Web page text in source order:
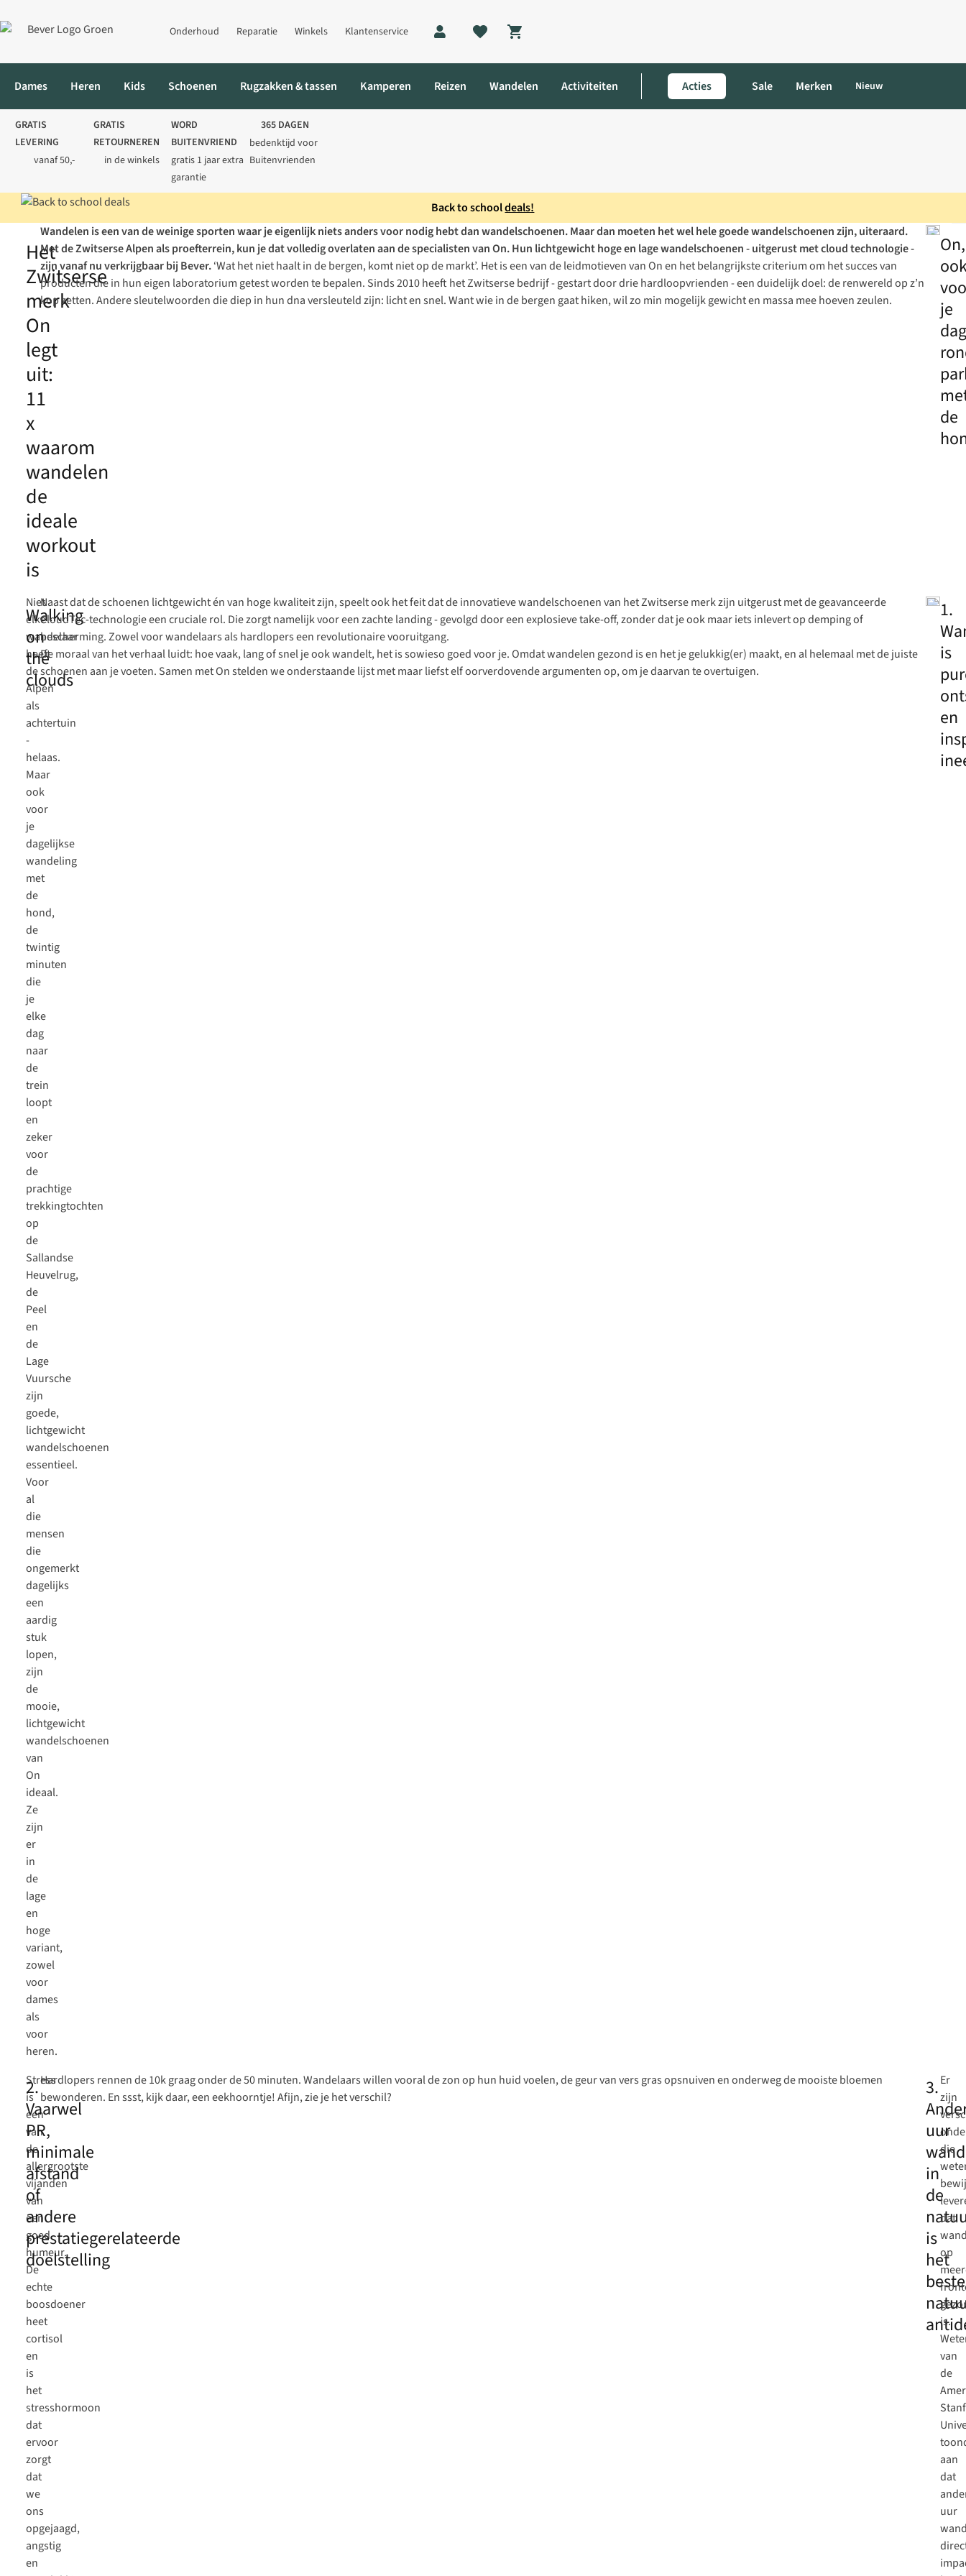
Onderhoud Reparatie Winkels Klantenservice
Shopping cart
Dames Heren Kids Schoenen Rugzakken & tassen Kamperen Reizen Wandelen Activiteiten Acties Sale Merken Nieuw
GRATIS
LEVERING
vanaf 50,-
GRATIS
RETOURNEREN
in de winkels
WORD
BUITENVRIEND
gratis 1 jaar extra
garantie
365 DAGEN
bedenktijd voor
Buitenvrienden
Back to schooldeals!
Blog Wandelen Het Zwitserse merk On legt uit: 11 x waarom wandelen de ideale workout is
Het
Zwitserse
merk
On
legt
uit:
11
x
waarom
wandelen
de
ideale
workout
is
Wandelen is een van de weinige sporten waar je eigenlijk niets anders voor nodig hebt dan wandelschoenen. Maar dan moeten het wel hele goede wandelschoenen zijn, uiteraard.
Met de Zwitserse Alpen als proefterrein, kun je dat volledig overlaten aan de specialisten van On. Hun lichtgewicht hoge en lage wandelschoenen - uitgerust met cloud technologie -
zijn vanaf nu verkrijgbaar bij Bever.‘Wat het niet haalt in de bergen, komt niet op de markt’. Het is een van de leidmotieven van On en het belangrijkste criterium om het succes van
producten die in hun eigen laboratorium getest worden te bepalen. Sinds 2010 heeft het Zwitserse bedrijf - gestart door drie hardloopvrienden - een duidelijk doel: de renwereld op z’n
kop zetten. Andere sleutelwoorden die diep in hun dna versleuteld zijn: licht en snel. Want wie in de bergen gaat hiken, wil zo min mogelijk gewicht en massa mee hoeven zeulen.
On,
je
de
Niet
elke
wandelaar
heeft
de
Alpen
als
achtertuin
-
helaas.
Maar
ook
voor
je
dagelijkse
wandeling
met
de
hond,
de
twintig
minuten
die
je
elke
dag
naar
de
trein
loopt
en
zeker
voor
de
prachtige
trekkingtochten
op
de
Sallandse
Heuvelrug,
de
Peel
en
de
Lage
Vuursche
zijn
goede,
lichtgewicht
wandelschoenen
essentieel.
Voor
al
die
mensen
die
ongemerkt
dagelijks
een
aardig
stuk
lopen,
zijn
de
mooie,
lichtgewicht
wandelschoenen
van
On
ideaal.
Ze
zijn
er
in
de
lage
en
hoge
variant,
zowel
voor
dames
als
voor
heren.
Walking
on
the
clouds
Naast dat de schoenen lichtgewicht én van hoge kwaliteit zijn, speelt ook het feit dat de innovatieve wandelschoenen van het Zwitserse merk zijn uitgerust met de geavanceerde
CloudTec-technologie een cruciale rol. Die zorgt namelijk voor een zachte landing - gevolgd door een explosieve take-off, zonder dat je ook maar iets inlevert op demping of
bescherming. Zowel voor wandelaars als hardlopers een revolutionaire vooruitgang.
De moraal van het verhaal luidt: hoe vaak, lang of snel je ook wandelt, het is sowieso goed voor je. Omdat wandelen gezond is en het je gelukkig(er) maakt, en al helemaal met de juiste
schoenen aan je voeten. Samen met On stelden we onderstaande lijst met maar liefst elf oorverdovende argumenten op, om je daarvan te overtuigen.
1.
is
en
Stress
is
een
van
de
allergrootste
vijanden
van
een
goed
humeur.
De
echte
boosdoener
heet
cortisol
en
is
het
stresshormoon
dat
ervoor
zorgt
dat
we
ons
opgejaagd,
angstig
en
2.
Vaarwel
PR,
minimale
afstand
of
andere
prestatiegerelateerde
doelstelling
Hardlopers rennen de 10k graag onder de 50 minuten. Wandelaars willen vooral de zon op hun huid voelen, de geur van vers gras opsnuiven en onderweg de mooiste bloemen
bewonderen. En ssst, kijk daar, een eekhoorntje! Afijn, zie je het verschil?
3.
uur
in
de
is
het
Er
zijn
die
dat
op
is.
van
de
aan
dat
uur